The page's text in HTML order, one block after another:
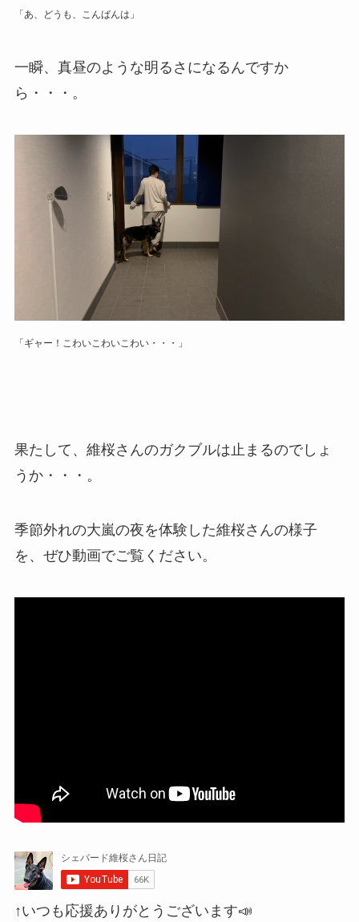
「あ、どうも、こんばんは」
一瞬、真昼のような明るさになるんですか
ら・・・。
「ギャー！こわいこわいこわい・・・」
果たして、維桜さんのガクブルは止まるのでしょ
うか・・・。
季節外れの大嵐の夜を体験した維桜さんの様子
を、ぜひ動画でご覧ください。
↑いつも応援ありがとうございます📣